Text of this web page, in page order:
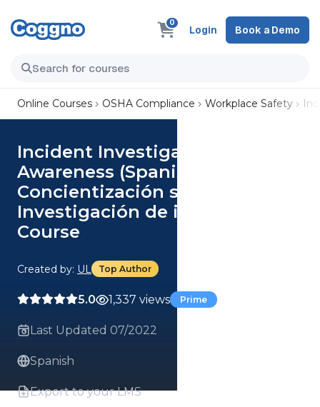
0
Login Book a Demo
Online Courses OSHA Compliance Workplace Safety
Incident Investigation
Awareness (Spanish)
Concientización sobre la
Investigación de incidentes
Course
Created by: UL Top Author
5.0 1,337 views Prime
Last Updated 07/2022
Spanish
Export to your LMS